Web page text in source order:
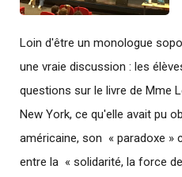
Loin d'être un monologue
une vraie discussion : les
questions sur le livre de Mme
New York, ce qu'elle avait pu
américaine, son « paradoxe »
entre la « solidarité, la force